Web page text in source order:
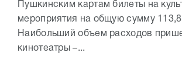
Пушкинским картам билеты на
мероприятия на общую сумму
Наибольший объем расходов
кинотеатры –...